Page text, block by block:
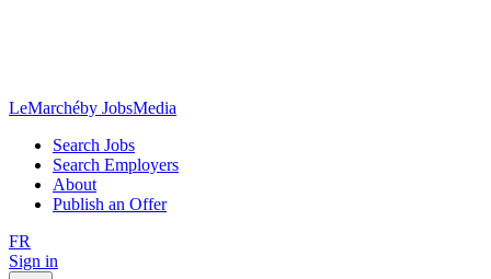
LeMarchéby JobsMedia
Search Jobs
Search Employers
About
Publish an Offer
FR
Sign in